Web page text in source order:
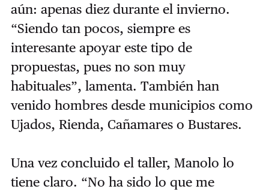
aún: apenas diez durante el invierno.
“Siendo tan pocos, siempre es
interesante apoyar este tipo de
propuestas, pues no son muy
habituales”, lamenta. También han
venido hombres desde municipios como
Ujados, Rienda, Cañamares o Bustares.
Una vez concluido el taller, Manolo lo
tiene claro. “No ha sido lo que me